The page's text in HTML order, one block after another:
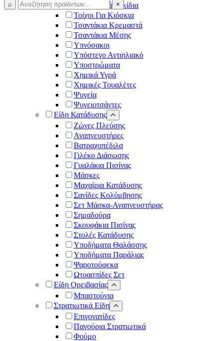
Ταξιδιωτικά Σακίδια
Τοίχοι Για Κιόσκια
Τσαντάκια Κρεμαστά
Τσαντάκια Μέσης
Υπνόσακοι
Υπόστεγο Αντιηλιακό
Υποστρώματα
Χημικά Υγρά
Χημικές Τουαλέτες
Ψυγεία
Ψυγειοτσάντες
Είδη Κατάδυσης
Ζώνες Πλεύσης
Αναπνευστήρες
Βατραχοπέδιλα
Γιλέκο Διάσωσης
Γυαλάκια Πισίνας
Μάσκες
Μαχαίρια Κατάδυσης
Σανίδες Κολύμβησης
Σετ Μάσκα-Αναπνευστήρας
Σημαδούρα
Σκουφάκια Πισίνας
Στολές Κατάδυσης
Υποδήματα Θαλάσσης
Υποδήματα Παράλιας
Ψαροτούφεκα
Ωτοασπίδες Σετ
Είδη Ορειβασίας
Μπαστούνια
Στρατιωτικά Είδη
Επιγονατίδες
Παγούρια Στρατιωτικά
Φούμο
⌕ ×